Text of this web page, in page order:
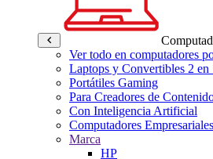
Ver todo en computadores
Laptops y Convertibles 2 en
Portátiles Gaming
Para Creadores de
Con Inteligencia Artificial
Computadores Empresariales
Marca
HP